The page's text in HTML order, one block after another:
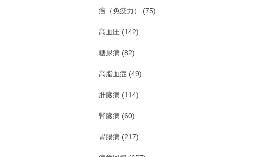
癌（免疫力） (75)
高血圧 (142)
糖尿病 (82)
高脂血症 (49)
肝臓病 (114)
腎臓病 (60)
胃腸病 (217)